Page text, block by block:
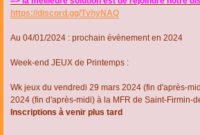
https://discord.gg/TvhyNAQ
Au 04/01/2024 : prochain évènement en 2024
Week-end JEUX de Printemps :
Wk jeux du vendredi 29 mars 2024 (fin d'après-
2024 (fin d'après-midi) à la MFR de Saint-Firmin-
Inscriptions à venir plus tard